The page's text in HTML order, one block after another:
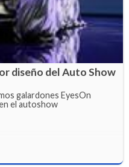
diseño del Auto Show
galardones EyesOn
el autoshow